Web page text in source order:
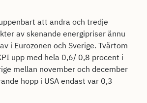
att andra och tredje
av skenande energipriser ännu
i Eurozonen och Sverige. Tvärtom
upp med hela 0,6/ 0,8 procent i
mellan november och december
hopp i USA endast var 0,3